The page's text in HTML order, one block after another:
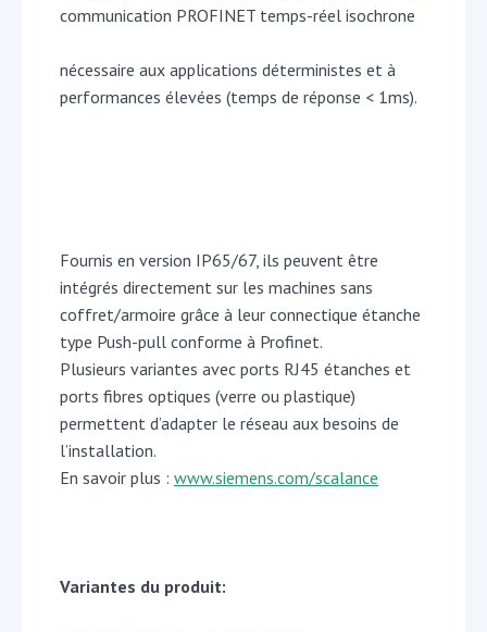
communication PROFINET temps-réel isochrone
nécessaire aux applications déterministes et à
performances élevées (temps de réponse < 1ms).
Fournis en version IP65/67, ils peuvent être
intégrés directement sur les machines sans
coffret/armoire grâce à leur connectique étanche
type Push-pull conforme à Profinet.
Plusieurs variantes avec ports RJ45 étanches et
ports fibres optiques (verre ou plastique)
permettent d’adapter le réseau aux besoins de
l’installation.
En savoir plus : www.siemens.com/scalance
Variantes du produit: